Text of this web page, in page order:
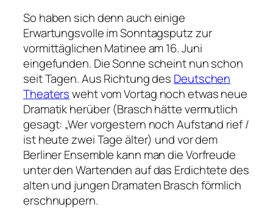
So haben sich denn auch einige
Erwartungsvolle im Sonntagsputz zur
vormittäglichen Matinee am 16. Juni
eingefunden. Die Sonne scheint nun schon
seit Tagen. Aus Richtung des Deutschen
Theatersweht vom Vortag noch etwas neue
Dramatik herüber (Brasch hätte vermutlich
gesagt: „Wer vorgestern noch Aufstand rief /
ist heute zwei Tage älter) und vor dem
Berliner Ensemble kann man die Vorfreude
unter den Wartenden auf das Erdichtete des
alten und jungen Dramaten Brasch förmlich
erschnuppern.